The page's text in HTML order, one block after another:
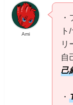
Ami
リ
自
己
・